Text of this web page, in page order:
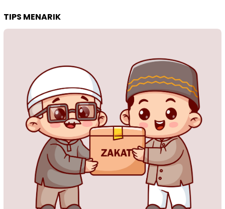
TIPS MENARIK